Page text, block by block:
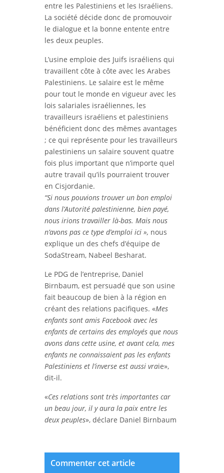
entre les Palestiniens et les Israéliens.
La société décide donc de promouvoir
le dialogue et la bonne entente entre
les deux peuples.
L’usine emploie des Juifs israéliens qui
travaillent côte à côte avec les Arabes
Palestiniens. Le salaire est le même
pour tout le monde en vigueur avec les
lois salariales israéliennes, les
travailleurs israéliens et palestiniens
bénéficient donc des mêmes avantages
; ce qui représente pour les travailleurs
palestiniens un salaire souvent quatre
fois plus important que n’importe quel
autre travail qu’ils pourraient trouver
en Cisjordanie.
“Si nous pouvions trouver un bon emploi
dans l’Autorité palestinienne, bien payé,
nous irions travailler là-bas. Mais nous
n’avons pas ce type d’emploi ici », nous
explique un des chefs d’équipe de
SodaStream, Nabeel Besharat.
Le PDG de l’entreprise, Daniel
Birnbaum, est persuadé que son usine
fait beaucoup de bien à la région en
créant des relations pacifiques. «Mes
enfants sont amis Facebook avec les
enfants de certains des employés que nous
avons dans cette usine, et avant cela, mes
enfants ne connaissaient pas les enfants
Palestiniens et l’inverse est aussi vraie»,
dit-il.
«Ces relations sont très importantes car
un beau jour, il y aura la paix entre les
deux peuples», déclare Daniel Birnbaum
Commenter cet article